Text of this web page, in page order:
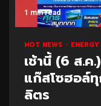
1 min read
HOT NEWS
เช้านี้ (6 ส.ค
แก๊สโซฮอล์
ลิตร